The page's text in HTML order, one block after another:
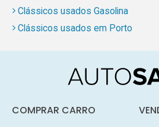
Clássicos usados Gasolina
Clássicos usados em Porto
COMPRAR CARRO